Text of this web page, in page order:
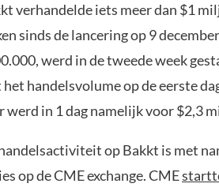
verhandelde iets meer dan $1
sinds de lancering op 9
werd in de tweede week
het handelsvolume op de eerste
werd in 1 dag namelijk voor $2,3
op Bakkt is met
op de CME exchange. CME